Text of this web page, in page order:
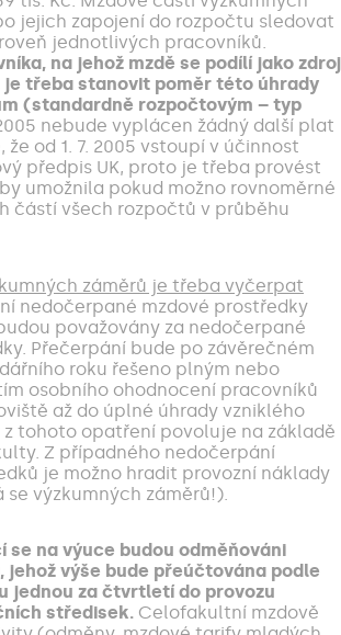
jejich zapojení do rozpočtu sledovat
jednotlivých pracovníků.
na jehož mzdě se podílí jako zdroj
je třeba stanovit poměr této úhrady
(standardně rozpočtovým – typ
nebude vyplácen žádný další plat
od 1. 7. 2005 vstoupí v účinnost
předpis UK, proto je třeba provést
umožnila pokud možno rovnoměrné
částí všech rozpočtů v průběhu
záměrů je třeba vyčerpat
nedočerpané mzdové prostředky
považovány za nedočerpané
Přečerpání bude po závěrečném
roku řešeno plným nebo
osobního ohodnocení pracovníků
až do úplné úhrady vzniklého
z tohoto opatření povoluje na základě
Z případného nedočerpání
je možno hradit provozní náklady
výzkumných záměrů!).
se na výuce budou odměňováni
jehož výše bude přeúčtována podle
jednou za čtvrtletí do provozu
středisek. Celofakultní mzdově